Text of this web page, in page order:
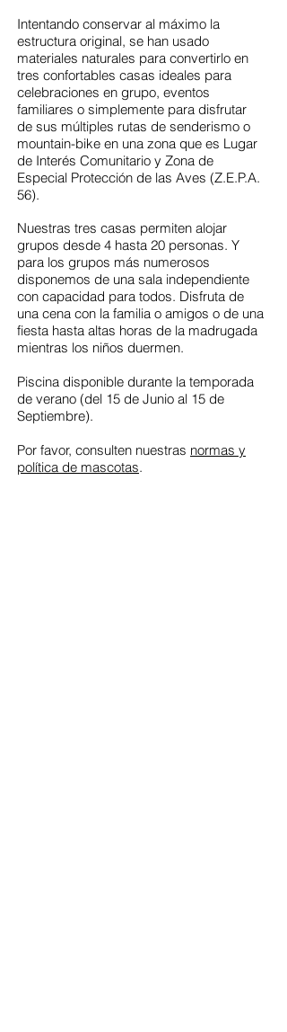
Intentando conservar al máximo la
estructura original, se han usado
materiales naturales para convertirlo en
tres confortables casas ideales para
celebraciones en grupo, eventos
familiares o simplemente para disfrutar
de sus múltiples rutas de senderismo o
mountain-bike en una zona que es Lugar
de Interés Comunitario y Zona de
Especial Protección de las Aves (Z.E.P.A.
56).
Nuestras tres casas permiten alojar
grupos desde 4 hasta 20 personas. Y
para los grupos más numerosos
disponemos de una sala independiente
con capacidad para todos. Disfruta de
una cena con la familia o amigos o de una
fiesta hasta altas horas de la madrugada
mientras los niños duermen.
Piscina disponible durante la temporada
de verano (del 15 de Junio al 15 de
Septiembre).
Por favor, consulten nuestras normas y
política de mascotas.